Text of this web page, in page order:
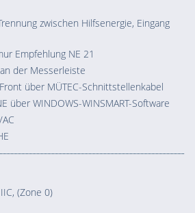
zwischen Hilfsenergie, Eingang
Empfehlung NE 21
der Messerleiste
über MÜTEC-Schnittstellenkabel
über WINDOWS-WINSMART-Software
(Zone 0)